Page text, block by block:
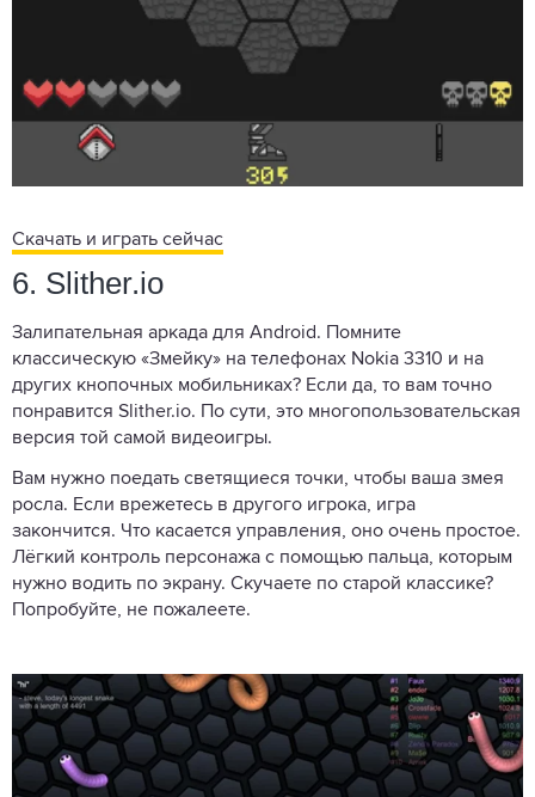
Скачать и играть сейчас
6. Slither.io
Залипательная аркада для Android. Помните
классическую «Змейку» на телефонах Nokia 3310 и на
других кнопочных мобильниках? Если да, то вам точно
понравится Slither.io. По сути, это многопользовательская
версия той самой видеоигры.
Вам нужно поедать светящиеся точки, чтобы ваша змея
росла. Если врежетесь в другого игрока, игра
закончится. Что касается управления, оно очень простое.
Лёгкий контроль персонажа с помощью пальца, которым
нужно водить по экрану. Скучаете по старой классике?
Попробуйте, не пожалеете.